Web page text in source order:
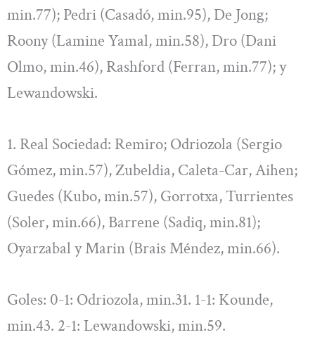
min.77); Pedri (Casadó, min.95), De Jong;
Roony (Lamine Yamal, min.58), Dro (Dani
Olmo, min.46), Rashford (Ferran, min.77); y
Lewandowski.
1. Real Sociedad: Remiro; Odriozola (Sergio
Gómez, min.57), Zubeldia, Caleta-Car, Aihen;
Guedes (Kubo, min.57), Gorrotxa, Turrientes
(Soler, min.66), Barrene (Sadiq, min.81);
Oyarzabal y Marin (Brais Méndez, min.66).
Goles: 0-1: Odriozola, min.31. 1-1: Kounde,
min.43. 2-1: Lewandowski, min.59.